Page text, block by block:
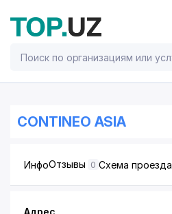
CONTINEO ASIA
ИнфоОтзывы 0 Схема проезда
Адрес